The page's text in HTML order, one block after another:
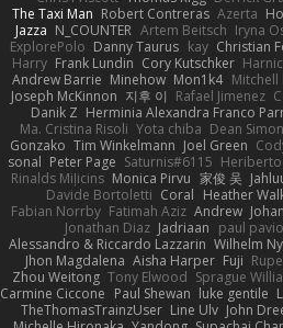
The Taxi Man Robert Contreras Azerta
Jazza N_COUNTER Artem Beitsch Iryna
ExplorePolo Danny Taurus kay Christian
Harry Frank Lundin Cory Kutschker
Andrew Barrie Minehow Mon1k4
Joseph McKinnon 지후 이 Rafael Jimenez
Danik Z Herminia Alexandra Franco
Ma. Cristina Risoli Yota chiba Dean
Gonzako Tim Winkelmann Joel Green
sonal Peter Page Saturnis#6115
Rinalds Miļicins Monica Pirvu 家俊 吴
Davide Bortoletti Coral Heather
Fabian Norrby Fatimah Aziz Andrew
Jonathan Diaz Jadriaan paul
Alessandro & Riccardo Lazzarin Wilhelm
Jhon Magdalena Aisha Harper Fuji
Zhou Weitong Tony Elwood Sprague
Carmine Ciccone Paul Shewan luke gentile
TheThomasTrainzUser Line Ulv John